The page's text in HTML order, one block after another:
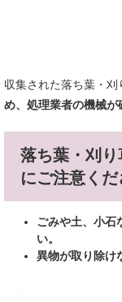
収集された落ち葉・刈
め、処理業者の機械が
落ち葉・刈
にご注意くだ
ごみや土、小石
い。
異物が取り除け